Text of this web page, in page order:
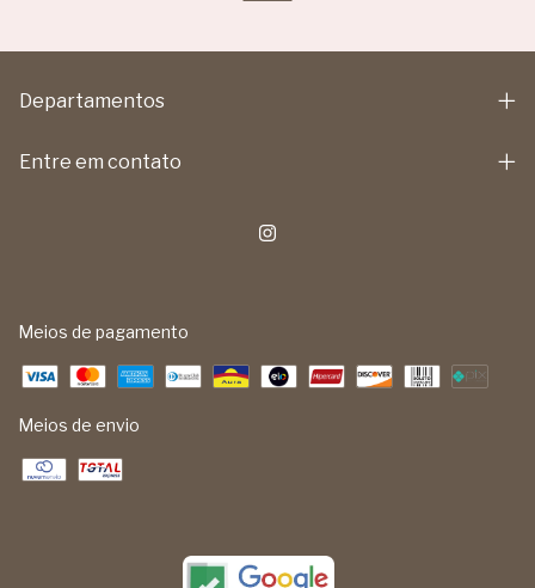
Departamentos
Entre em contato
Meios de pagamento
Meios de envio